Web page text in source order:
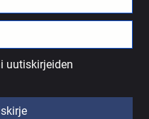
uutiskirjeiden